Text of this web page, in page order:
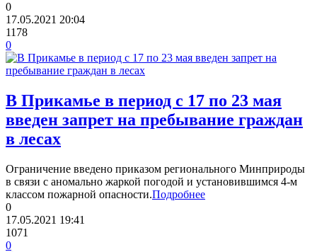
0
17.05.2021 20:04
1178
0
В Прикамье в период с 17 по 23 мая
введен запрет на пребывание граждан
в лесах
Ограничение введено приказом регионального Минприроды
в связи с аномально жаркой погодой и установившимся 4-м
классом пожарной опасности.Подробнее
0
17.05.2021 19:41
1071
0